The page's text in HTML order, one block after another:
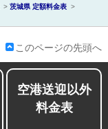
> 茨城県 定額料金表 >
このページの先頭へ
空港送迎以外
料金表